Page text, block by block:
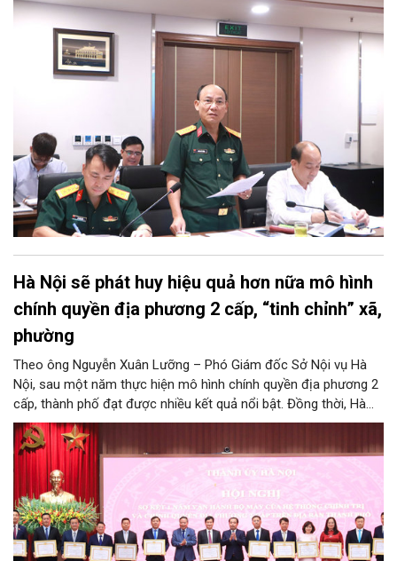
Hà Nội sẽ phát huy hiệu quả hơn nữa mô hình
chính quyền địa phương 2 cấp, “tinh chỉnh” xã,
phường
Theo ông Nguyễn Xuân Lưỡng – Phó Giám đốc Sở Nội vụ Hà
Nội, sau một năm thực hiện mô hình chính quyền địa phương 2
cấp, thành phố đạt được nhiều kết quả nổi bật. Đồng thời, Hà
Nội đang nghiên cứu, thực hiện đúng tinh thần chỉ đạo của
Trung ương để tiếp tục tinh chỉnh xã, phường, đảm bảo mô hình
chính quyền địa phương 2 cấp của Hà Nội phát huy hiệu quả
hơn nữa trong giai đoạn mới.